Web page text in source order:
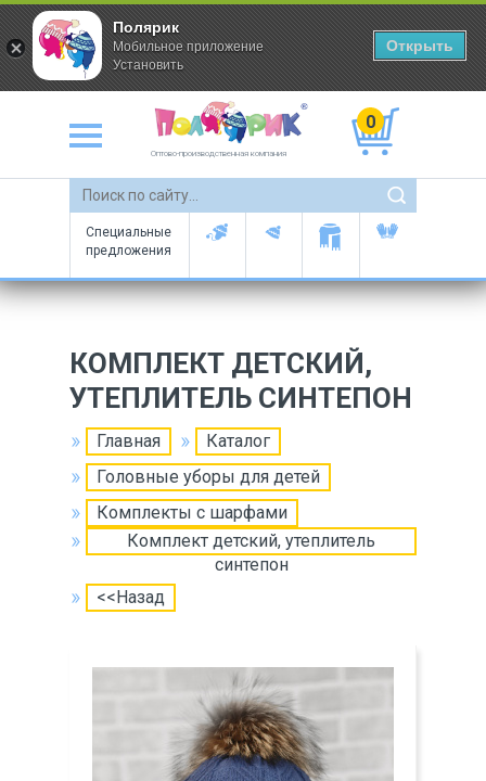
Оптово-производственная компания
0
Специальные
предложения
КОМПЛЕКТ ДЕТСКИЙ,
УТЕПЛИТЕЛЬ СИНТЕПОН
Главная
Каталог
Головные уборы для детей
Комплекты с шарфами
Комплект детский, утеплитель
синтепон
<<Назад
Полярик
Мобильное приложение
Установить
Открыть